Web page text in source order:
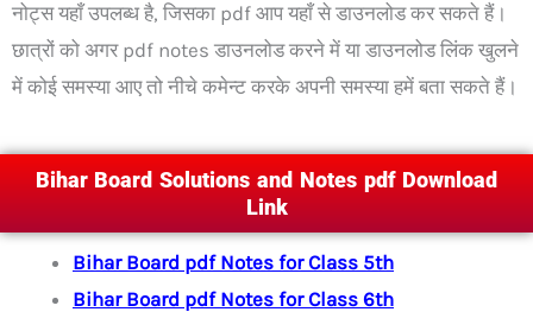
नोट्स यहाँ उपलब्ध है, जिसका pdf आप यहाँ से डाउनलोड कर सकते हैं।
छात्रों को अगर pdf notes डाउनलोड करने में या डाउनलोड लिंक खुलने
में कोई समस्या आए तो नीचे कमेन्ट करके अपनी समस्या हमें बता सकते हैं।
Bihar Board Solutions and Notes pdf Download
Link
Bihar Board pdf Notes for Class 5th
Bihar Board pdf Notes for Class 6th